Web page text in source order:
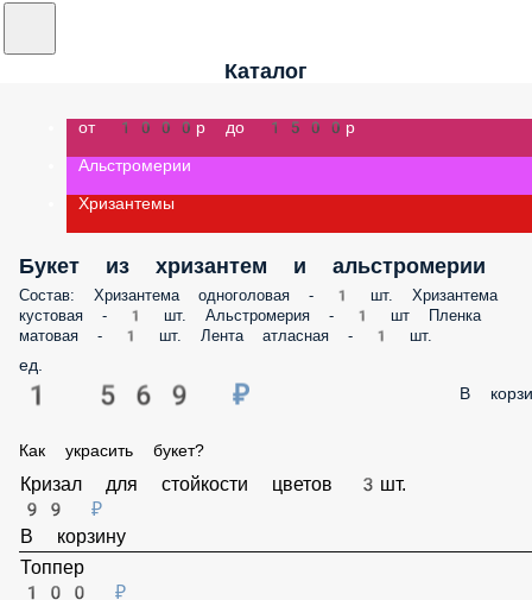
Каталог
от 1000р до 1500р
Альстромерии
Хризантемы
Букет из хризантем и альстромерии
Состав: Хризантема одноголовая - 1 шт. Хризантема кустовая - 1 шт.
Альстромерия - 1 шт Пленка матовая - 1 шт. Лента атласная - 1 шт.
ед.
1 569 ₽
Кризал для стойкости цветов 3шт.
99 ₽
Топпер